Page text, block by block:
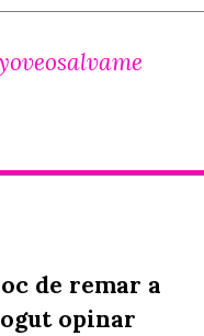
de remar a
opinar